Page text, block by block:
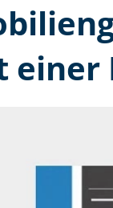
einer